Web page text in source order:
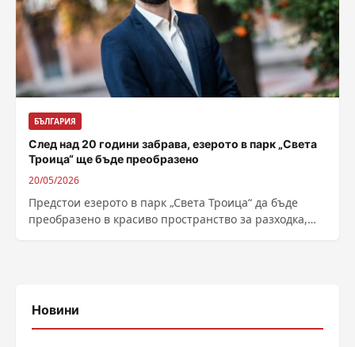
БЪЛГАРИЯ
След над 20 години забрава, езерото в парк „Света
Троица“ ще бъде преобразено
20/05/2026
Предстои езерото в парк „Света Троица“ да бъде
преобразено в красиво пространство за разходка,
Новини